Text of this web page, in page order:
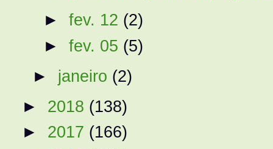
► fev. 12 (2)
► fev. 05 (5)
► janeiro (2)
► 2018 (138)
► 2017 (166)